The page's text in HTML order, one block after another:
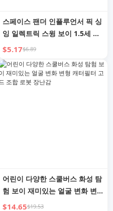
스페이스 팬더 인플루언서 픽 싱
잉 일렉트릭 스윙 보이 1.5세 여
아 어린이 댄싱 로봇 장난감
$5.17$6.89
어린이 다양한 스쿨버스 화성 탐
험 보이 재미있는 얼굴 변화 변
형 캐터필터 고드 조합 로봇 장
$14.65$19.53